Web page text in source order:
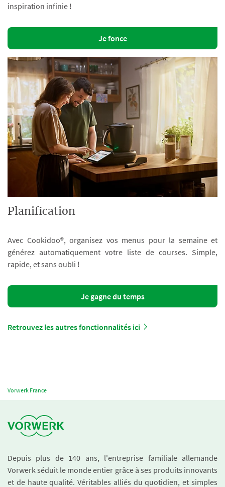
inspiration infinie !
Je fonce
Planification
Avec Cookidoo®, organisez vos menus pour la semaine et
générez automatiquement votre liste de courses. Simple,
rapide, et sans oubli !
Je gagne du temps
Retrouvez les autres fonctionnalités ici
Vorwerk France
Depuis plus de 140 ans, l'entreprise familiale allemande
Vorwerk séduit le monde entier grâce à ses produits innovants
et de haute qualité. Véritables alliés du quotidien, et simples